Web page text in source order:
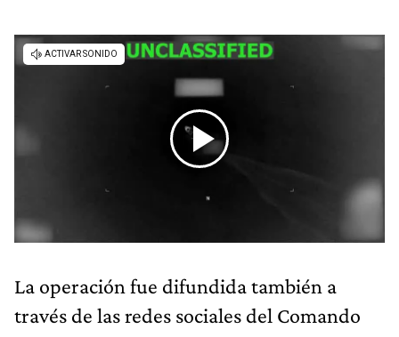
La operación fue difundida también a
través de las redes sociales del Comando